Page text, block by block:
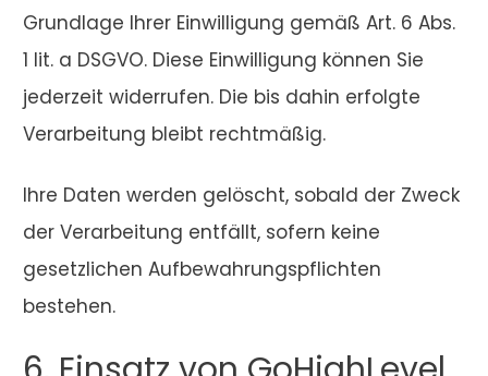
Grundlage Ihrer Einwilligung gemäß Art. 6 Abs.
1 lit. a DSGVO. Diese Einwilligung können Sie
jederzeit widerrufen. Die bis dahin erfolgte
Verarbeitung bleibt rechtmäßig.
Ihre Daten werden gelöscht, sobald der Zweck
der Verarbeitung entfällt, sofern keine
gesetzlichen Aufbewahrungspflichten
bestehen.